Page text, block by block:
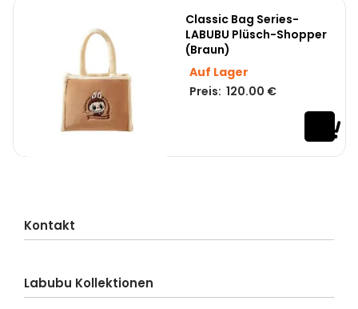
Classic Bag Series-
LABUBU Plüsch-Shopper
(Braun)
Auf Lager
Preis: 120.00 €
Kontakt
Lieferung
Labubu Kollektionen